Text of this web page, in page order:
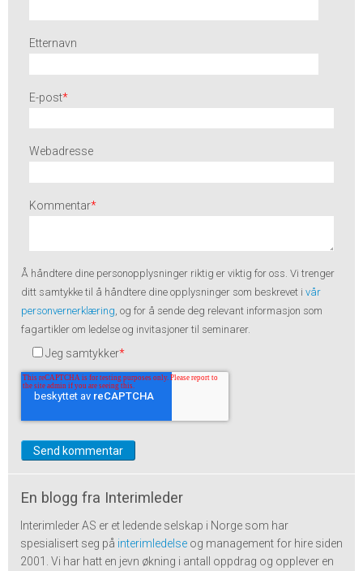
Etternavn
E-post*
Webadresse
Kommentar*
Å håndtere dine personopplysninger riktig er viktig for oss. Vi trenger
ditt samtykke til å håndtere dine opplysninger som beskrevet i vår
personvernerklæring, og for å sende deg relevant informasjon som
fagartikler om ledelse og invitasjoner til seminarer.
Jeg samtykker*
En blogg fra Interimleder
Interimleder AS er et ledende selskap i Norge som har
spesialisert seg på interimledelse og management for hire siden
2001. Vi har hatt en jevn økning i antall oppdrag og opplever en